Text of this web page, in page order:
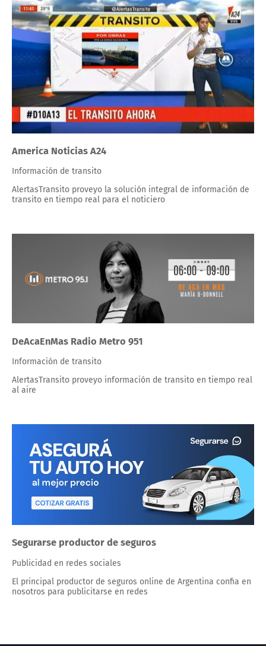
America Noticias A24
Información de transito
AlertasTransito proveyo la solución integral de información de
transito en tiempo real para el noticiero
DeAcaEnMas Radio Metro 951
Información de transito
AlertasTransito proveyo información de transito en tiempo real
al aire
Segurarse productor de seguros
Publicidad en redes sociales
El principal productor de seguros online de Argentina confia en
nosotros para publicitarse en redes